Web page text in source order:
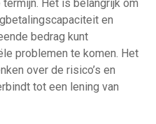
Het is belangrijk om
en
bedrag kunt
problemen te komen. Het
over de risico’s en
tot een lening van